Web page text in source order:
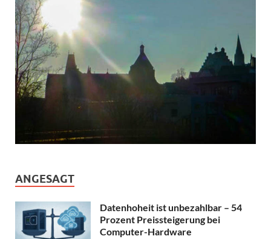
ANGESAGT
Datenhoheit ist unbezahlbar – 54
Prozent Preissteigerung bei
Computer-Hardware